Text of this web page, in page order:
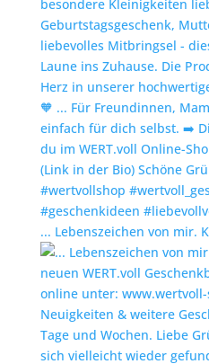
... Lebenszeichen von mir.